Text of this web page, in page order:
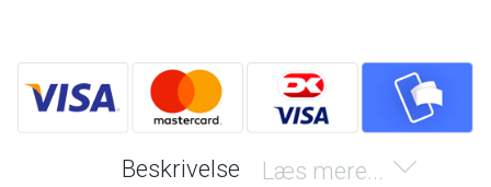
Læs mere...
Beskrivelse